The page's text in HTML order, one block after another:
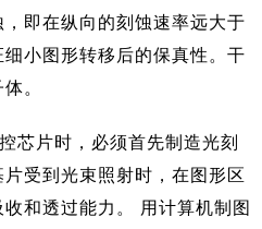
即在纵向的刻蚀速率远大于
小图形转移后的保真性。干
。
芯片时，必须首先制造光刻
受到光束照射时，在图形区
和透过能力。
用计算机制图